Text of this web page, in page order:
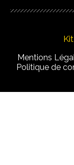
Mentions
Politique de